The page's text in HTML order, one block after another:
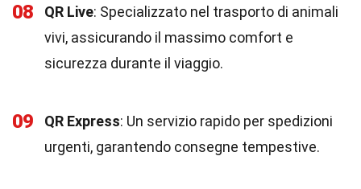
08 QR Live: Specializzato nel trasporto di animali
vivi, assicurando il massimo comfort e
sicurezza durante il viaggio.
09 QR Express: Un servizio rapido per spedizioni
urgenti, garantendo consegne tempestive.